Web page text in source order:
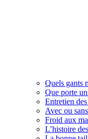
Quels gants
Que porte
Entretien
Avec ou
Froid aux
L’histoire